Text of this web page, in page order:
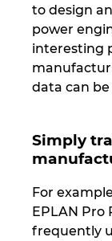
to design
power
interesting
data can
Simply
For
EPLAN Pro
frequently